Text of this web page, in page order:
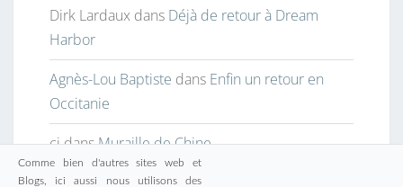
Dirk Lardaux dans Déjà de retour à Dream
Harbor
Agnès-Lou Baptiste dans Enfin un retour en
Occitanie
cjdansMuraille de Chine
Comme bien d'autres sites web et
Blogs, ici aussi nous utilisons des